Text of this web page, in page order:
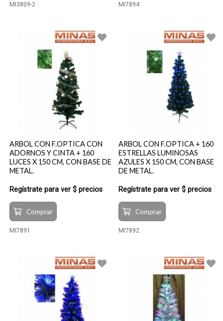
MI3809-2 MI7894
ARBOL CON F.OPTICA CON
ADORNOS Y CINTA + 160
LUCES X 150 CM, CON BASE DE
METAL.
Regístrate para ver $ precios
Comprar
MI7891
ARBOL CON F.OPTICA + 160
ESTRELLAS LUMINOSAS
AZULES X 150 CM, CON BASE
DE METAL.
Regístrate para ver $ precios
Comprar
MI7892